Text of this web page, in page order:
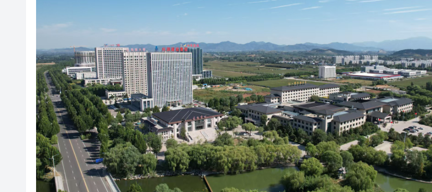
山東26戶省屬國企去年合計營收2.58萬億 利潤總額近936億
瀋陽鐵西校園閱讀活動解鎖閱讀新玩法
閩粵贛三地漢樂藝術家齊聚深圳，共奏客家文化傳承新篇章
有片丨外交部回應特朗普委內瑞拉石油言論 拉美國家有權自主選擇合作夥伴